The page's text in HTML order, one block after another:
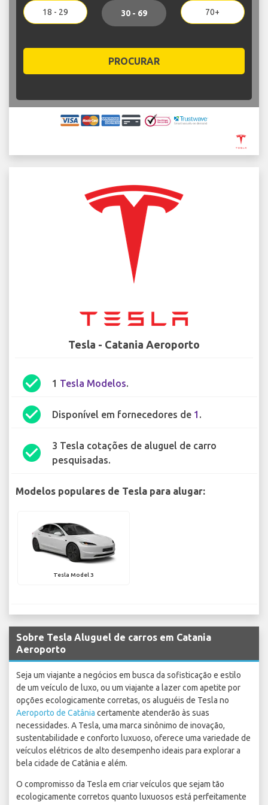
18 - 29 30 - 69 70+
PROCURAR
Tesla - Catania Aeroporto
check_circle 1 Tesla Modelos.
check_circle Disponível em fornecedores de 1 .
check_circle
3 Tesla cotações de aluguel de carro
pesquisadas.
Modelos populares de Tesla para alugar:
Tesla Model 3
Sobre Tesla Aluguel de carros em Catania
Aeroporto
Seja um viajante a negócios em busca da sofisticação e estilo
de um veículo de luxo, ou um viajante a lazer com apetite por
opções ecologicamente corretas, os aluguéis de Tesla no
Aeroporto de Catânia certamente atenderão às suas
necessidades. A Tesla, uma marca sinônimo de inovação,
sustentabilidade e conforto luxuoso, oferece uma variedade de
veículos elétricos de alto desempenho ideais para explorar a
bela cidade de Catânia e além.
O compromisso da Tesla em criar veículos que sejam tão
ecologicamente corretos quanto luxuosos está perfeitamente